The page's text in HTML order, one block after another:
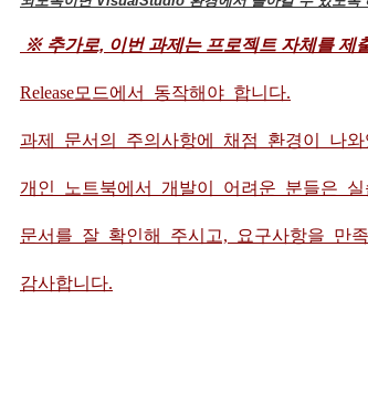
※ 추가로, 이번 과제는 프로젝트 자체를 제
Release모드에서 동작해야 합니다.
과제 문서의 주의사항에 채점 환경이 나
개인 노트북에서 개발이 어려운 분들은
문서를 잘 확인해 주시고, 요구사항을 만
감사합니다.